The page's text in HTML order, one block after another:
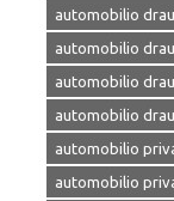
automobilio
automobilio
automobilio
automobilio
automobilio
automobilio